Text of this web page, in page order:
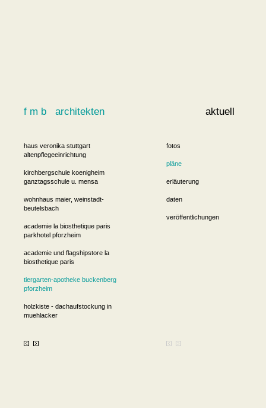
f m b architekten aktuell
haus veronika stuttgart
altenpflegeeinrichtung
kirchbergschule koenigheim
ganztagsschule u. mensa
wohnhaus maier, weinstadt-
beutelsbach
academie la biosthetique paris
parkhotel pforzheim
academie und flagshipstore la
biosthetique paris
tiergarten-apotheke buckenberg
pforzheim
holzkiste - dachaufstockung in
muehlacker
fotos
pläne
erläuterung
daten
veröffentlichungen